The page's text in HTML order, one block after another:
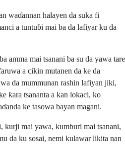
waɗannan halayen da suka fi
a tuntuɓi mai ba da lafiyar ku da
amma mai tsanani ba su da yawa tare
a cikin mutanen da ke da
da mummunan rashin lafiyan jiki,
ƙara tsananta a kan lokaci, ko
ke tasowa bayan magani.
kurji mai yawa, kumburi mai tsanani,
da ku sosai, nemi kulawar likita nan